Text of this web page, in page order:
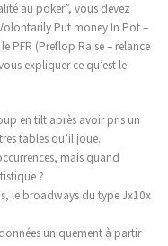
au poker”, vous devez
Put money In Pot –
PFR (Preflop Raise – relance
expliquer ce qu’est le
en tilt après avoir pris un
tables qu’il joue.
mais quand
?
le broadways du type Jx10x
uniquement à partir